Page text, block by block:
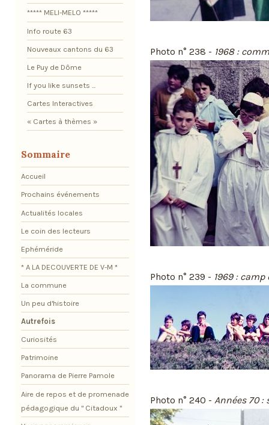
Photo n° 238 - 1968 :
Photo n° 239 - 1969 :
Photo n° 240 - Années 70 :
***** MELI-MELO *****
Info route 63
Nouveaux cantons du 63
Le Puy de Dôme
If you like sunsets ...
Cartes Interactives
« Cartes à thèmes »
Sommaire
Accueil
Prochains événements
Actualités locales
Le coin des lecteurs
Ephéméride
* A LA DECOUVERTE DE V-M *
La commune
Un peu d'histoire
Autrefois
Curiosités
Patrimoine
Panorama de Pierre Pamole
Aire de repos et de promenade
pédagogique du " Citadoux "